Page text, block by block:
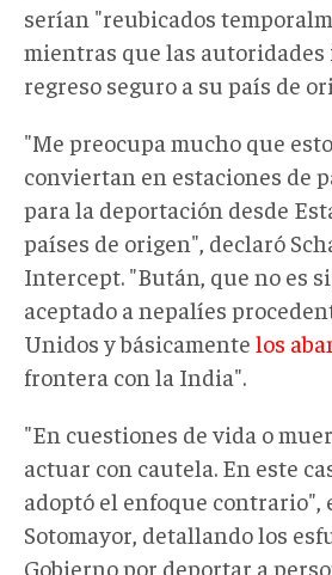
serían "reubicados
mientras que las
regreso seguro a su país de
"Me preocupa mucho que
conviertan en estaciones de
para la deportación desde
países de origen", declaró
Intercept. "Bután, que no es
aceptado a nepalíes
Unidos y básicamente los
frontera con la India".
"En cuestiones de vida o
actuar con cautela. En este
adoptó el enfoque contrario",
Sotomayor, detallando los
Gobierno por deportar a